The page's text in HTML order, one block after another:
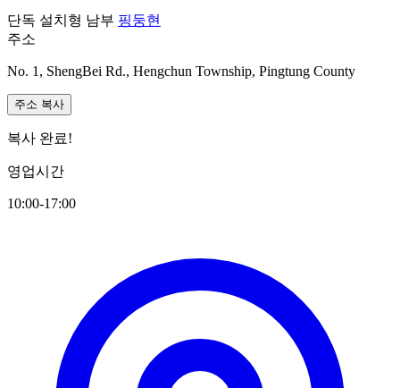
단독 설치형 남부 핑둥현
주소
No. 1, ShengBei Rd., Hengchun Township, Pingtung County
주소 복사
복사 완료!
영업시간
10:00-17:00